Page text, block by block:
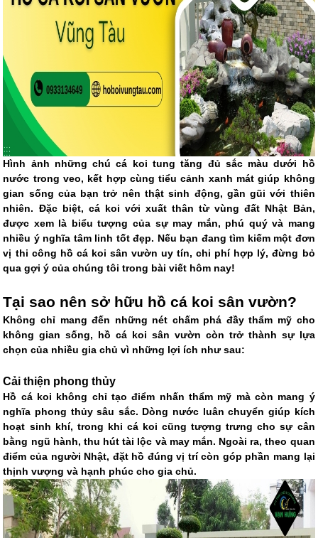
Hình ảnh những chú cá koi tung tăng đủ sắc màu dưới hồ
nước trong veo, kết hợp cùng tiểu cảnh xanh mát giúp không
gian sống của bạn trở nên thật sinh động, gần gũi với thiên
nhiên. Đặc biệt, cá koi với xuất thân từ vùng đất Nhật Bản,
được xem là biểu tượng của sự may mắn, phú quý và mang
nhiều ý nghĩa tâm linh tốt đẹp. Nếu bạn đang tìm kiếm một đơn
vị thi công hồ cá koi sân vườn uy tín, chi phí hợp lý, đừng bỏ
qua gợi ý của chúng tôi trong bài viết hôm nay!
Tại sao nên sở hữu hồ cá koi sân vườn?
Không chỉ mang đến những nét chấm phá đầy thẩm mỹ cho
không gian sống, hồ cá koi sân vườn còn trở thành sự lựa
chọn của nhiều gia chủ vì những lợi ích như sau:
Cải thiện phong thủy
Hồ cá koi không chỉ tạo điểm nhấn thẩm mỹ mà còn mang ý
nghĩa phong thủy sâu sắc. Dòng nước luân chuyển giúp kích
hoạt sinh khí, trong khi cá koi cũng tượng trưng cho sự cân
bằng ngũ hành, thu hút tài lộc và may mắn. Ngoài ra, theo quan
điểm của người Nhật, đặt hồ đúng vị trí còn góp phần mang lại
thịnh vượng và hạnh phúc cho gia chủ.